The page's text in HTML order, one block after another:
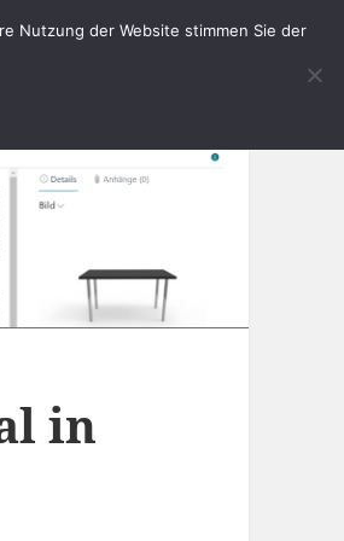
in
Nutzung der Website stimmen Sie der